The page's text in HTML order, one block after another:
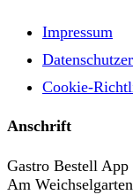
Impressum
Cookie-
Anschrift
Gastro Bestell App
Am